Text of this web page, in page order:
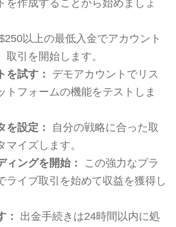
を作成することから始めましょ
以上の最低入金でアカウント
取引を開始します。
を試す：
デモアカウントでリス
トフォームの機能をテストしま
を設定：
自分の戦略に合った取
マイズします。
ィングを開始：
この強力なプラ
ライブ取引を始めて収益を獲得し
：
出金手続きは24時間以内に処